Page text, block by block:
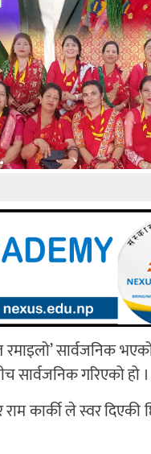
रमाइलो’ सार्वजनिक
सार्वजनिक गरिएको हो ।
राम कार्की ले स्वर